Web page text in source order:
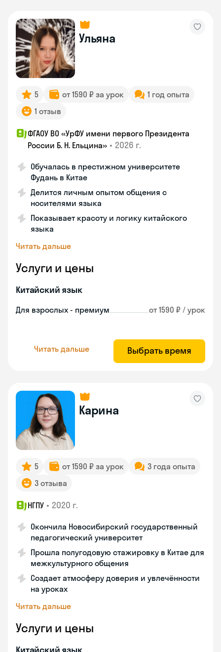
Ульяна
5 от 1590 ₽ за урок
1 год опыта
1 отзыв
ФГАОУ ВО «УрФУ имени первого Президента
России Б. Н. Ельцина» • 2026 г.
Обучалась в престижном университете
Фудань в Китае
Делится личным опытом общения с
носителями языка
Показывает красоту и логику китайского
языка
Читать дальше
Услуги и цены
Китайский язык
Для взрослых - премиум от 1590 ₽ / урок
Читать дальше Выбрать время
Карина
5 от 1590 ₽ за урок
3 года опыта
3 отзыва
НГПУ • 2020 г.
Окончила Новосибирский государственный
педагогический университет
Прошла полугодовую стажировку в Китае для
межкультурного общения
Создает атмосферу доверия и увлечённости
на уроках
Читать дальше
Услуги и цены